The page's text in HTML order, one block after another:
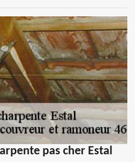
pas cher Estal